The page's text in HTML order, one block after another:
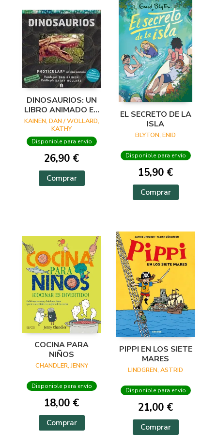
DINOSAURIOS: UN
LIBRO ANIMADO EN
PHOTICULAR
KAINEN, DAN / WOLLARD,
KATHY
Disponible para envío
26,90 €
Comprar
EL SECRETO DE LA
ISLA
BLYTON, ENID
Disponible para envío
15,90 €
Comprar
COCINA PARA
NIÑOS
CHANDLER, JENNY
Disponible para envío
18,00 €
Comprar
PIPPI EN LOS SIETE
MARES
LINDGREN, ASTRID
Disponible para envío
21,00 €
Comprar